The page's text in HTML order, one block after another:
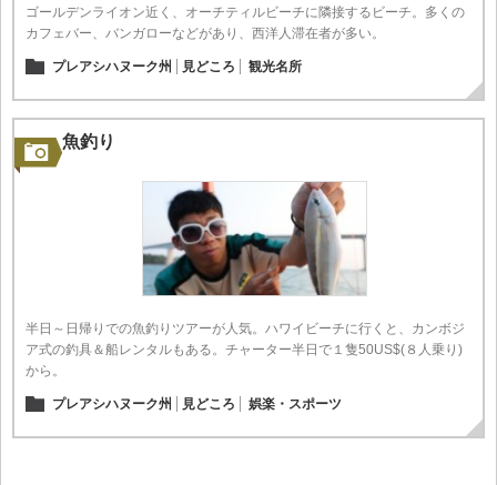
ゴールデンライオン近く、オーチティルビーチに隣接するビーチ。多くの
カフェバー、バンガローなどがあり、西洋人滞在者が多い。
プレアシハヌーク州 見どころ 観光名所
魚釣り
半日～日帰りでの魚釣りツアーが人気。ハワイビーチに行くと、カンボジ
ア式の釣具＆船レンタルもある。チャーター半日で１隻50US$(８人乗り)
から。
プレアシハヌーク州 見どころ 娯楽・スポーツ